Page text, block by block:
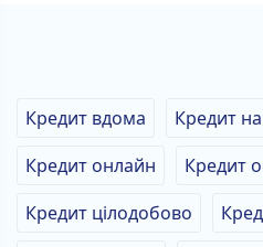
Кредит вдома
Кредит
Кредит онлайн
Кредит
Кредит цілодобово